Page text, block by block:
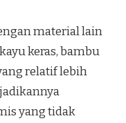
material lain
keras, bambu
relatif lebih
yang tidak